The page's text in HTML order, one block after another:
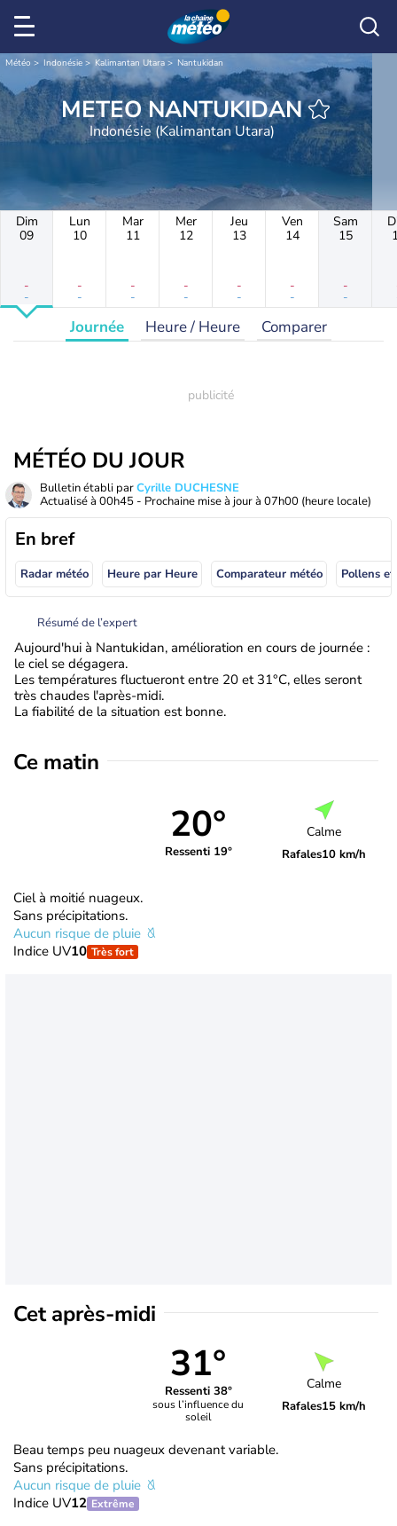
Météo Indonésie Kalimantan Utara Nantukidan
METEO NANTUKIDAN
Indonésie (Kalimantan Utara)
Dim
09
-
-
Lun
10
-
-
Mar
11
-
-
Mer
12
-
-
Jeu
13
-
-
Ven
14
-
-
Sam
15
-
-
Journée Heure / Heure Comparer
MÉTÉO DU JOUR
Bulletin établi parCyrille DUCHESNE
Actualisé à 00h45 - Prochaine mise à jour à 07h00 (heure locale)
En bref
Radar météo Heure par Heure Comparateur météo Pollens
Résumé de l’expert
Aujourd'hui à Nantukidan, amélioration en cours de journée :
le ciel se dégagera.
Les températures fluctueront entre 20 et 31°C, elles seront
très chaudes l'après-midi.
La fiabilité de la situation est bonne.
Ce matin
20°
Ressenti 19°
Calme
Rafales10 km/h
Ciel à moitié nuageux.
Sans précipitations.
Aucun risque de pluie
Indice UV10 Très fort
Cet après-midi
31°
Ressenti 38°
sous l’influence du
soleil
Calme
Rafales15 km/h
Beau temps peu nuageux devenant variable.
Sans précipitations.
Aucun risque de pluie
Indice UV12 Extrême